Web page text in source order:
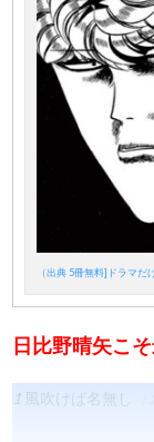
（出典 5冊無料]ドラマ
日比野晴矢こ
1 風吹けば名無し